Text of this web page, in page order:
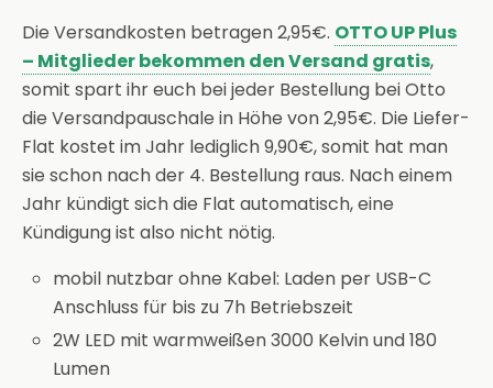
Die Versandkosten betragen 2,95€. OTTO UP Plus
– Mitglieder bekommen den Versand gratis,
somit spart ihr euch bei jeder Bestellung bei Otto
die Versandpauschale in Höhe von 2,95€. Die Liefer-
Flat kostet im Jahr lediglich 9,90€, somit hat man
sie schon nach der 4. Bestellung raus. Nach einem
Jahr kündigt sich die Flat automatisch, eine
Kündigung ist also nicht nötig.
mobil nutzbar ohne Kabel: Laden per USB-C
Anschluss für bis zu 7h Betriebszeit
2W LED mit warmweißen 3000 Kelvin und 180
Lumen